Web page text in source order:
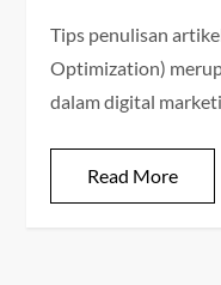
Tips penulisan
Optimization)
dalam digital
Read More